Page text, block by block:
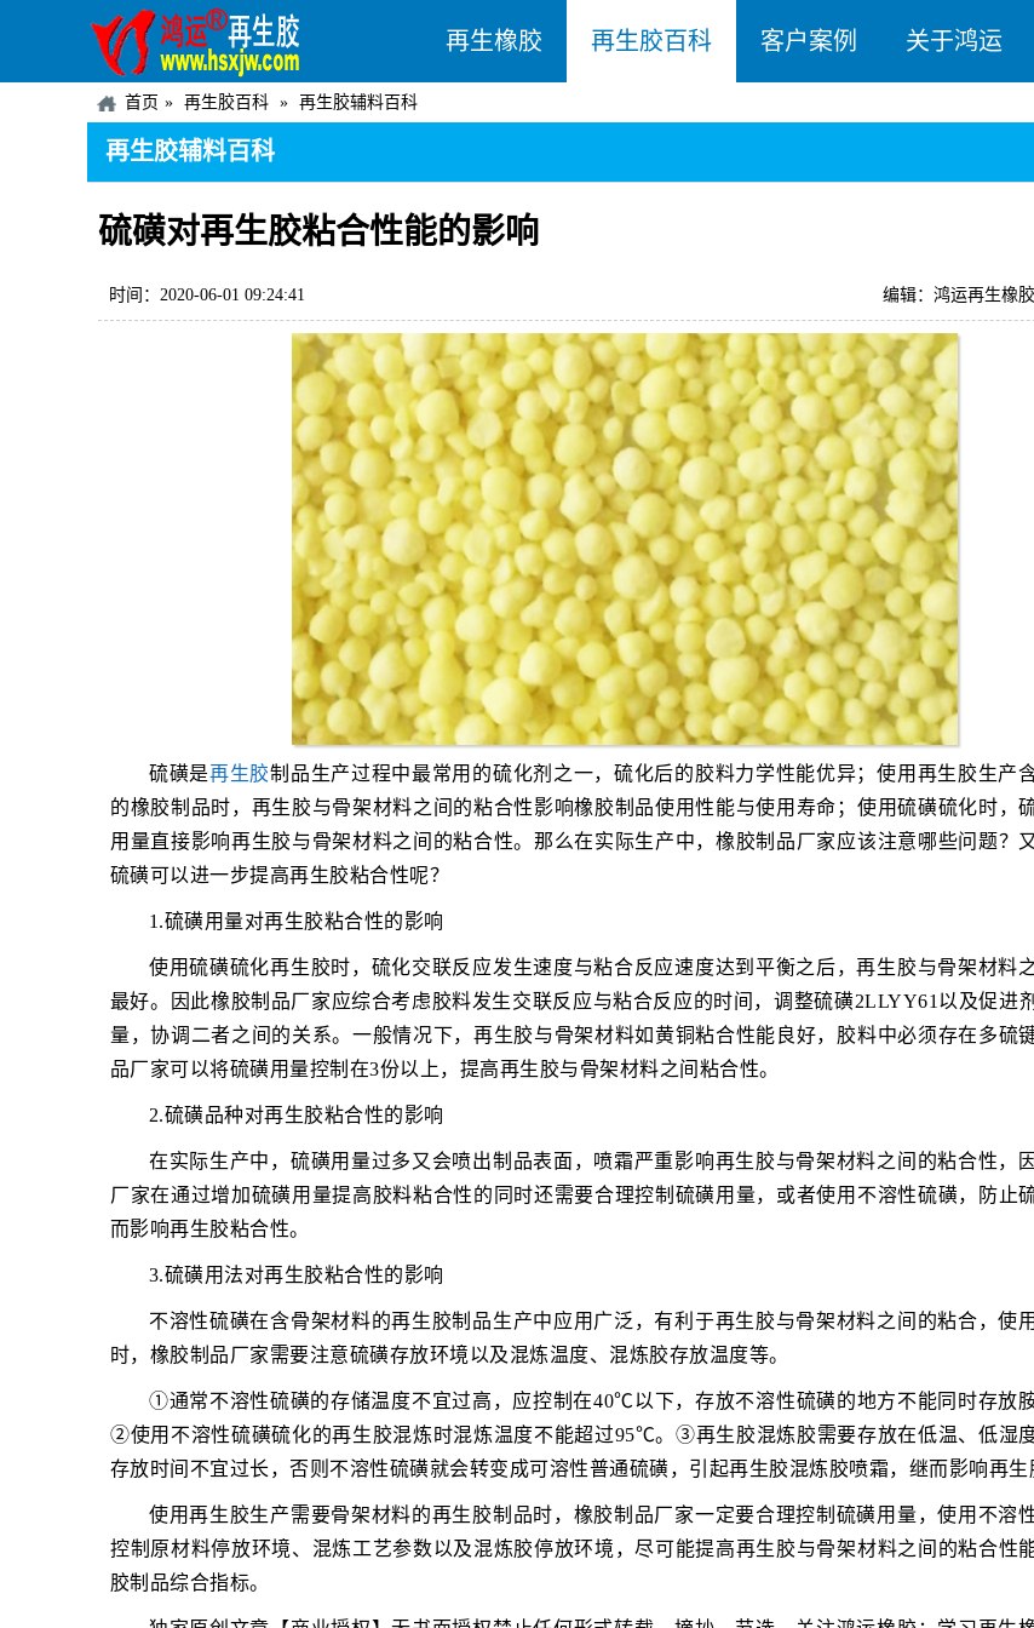
再生橡胶 再生胶百科 客户案例 关于鸿运
首页 再生胶百科 再生胶辅料百科
再生胶辅料百科
硫磺对再生胶粘合性能的影响
时间：2020-06-01 09:24:41 编辑：鸿运再生橡胶
硫磺是再生胶制品生产过程中最常用的硫化剂之一，硫化后的胶料力学性能优异；使用再生胶生产
的橡胶制品时，再生胶与骨架材料之间的粘合性影响橡胶制品使用性能与使用寿命；使用硫磺硫化时，
用量直接影响再生胶与骨架材料之间的粘合性。那么在实际生产中，橡胶制品厂家应该注意哪些问题？
硫磺可以进一步提高再生胶粘合性呢？
1.硫磺用量对再生胶粘合性的影响
使用硫磺硫化再生胶时，硫化交联反应发生速度与粘合反应速度达到平衡之后，再生胶与骨架材料
最好。因此橡胶制品厂家应综合考虑胶料发生交联反应与粘合反应的时间，调整硫磺2LLYY61以及促进
量，协调二者之间的关系。一般情况下，再生胶与骨架材料如黄铜粘合性能良好，胶料中必须存在多硫
品厂家可以将硫磺用量控制在3份以上，提高再生胶与骨架材料之间粘合性。
2.硫磺品种对再生胶粘合性的影响
在实际生产中，硫磺用量过多又会喷出制品表面，喷霜严重影响再生胶与骨架材料之间的粘合性，
厂家在通过增加硫磺用量提高胶料粘合性的同时还需要合理控制硫磺用量，或者使用不溶性硫磺，防止
而影响再生胶粘合性。
3.硫磺用法对再生胶粘合性的影响
不溶性硫磺在含骨架材料的再生胶制品生产中应用广泛，有利于再生胶与骨架材料之间的粘合，使
时，橡胶制品厂家需要注意硫磺存放环境以及混炼温度、混炼胶存放温度等。
①通常不溶性硫磺的存储温度不宜过高，应控制在40℃以下，存放不溶性硫磺的地方不能同时存放胺
②使用不溶性硫磺硫化的再生胶混炼时混炼温度不能超过95℃。③再生胶混炼胶需要存放在低温、低湿度
存放时间不宜过长，否则不溶性硫磺就会转变成可溶性普通硫磺，引起再生胶混炼胶喷霜，继而影响再生
使用再生胶生产需要骨架材料的再生胶制品时，橡胶制品厂家一定要合理控制硫磺用量，使用不溶
控制原材料停放环境、混炼工艺参数以及混炼胶停放环境，尽可能提高再生胶与骨架材料之间的粘合性
胶制品综合指标。